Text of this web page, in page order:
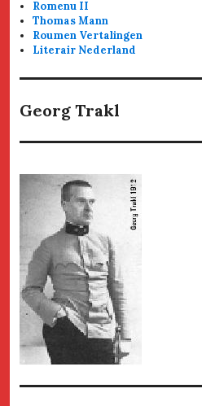
Romenu II
Thomas Mann
Roumen Vertalingen
Literair Nederland
Georg Trakl